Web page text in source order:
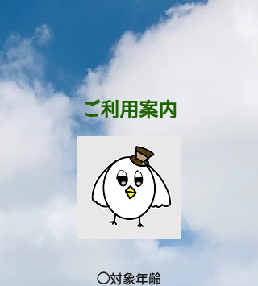
​​ご利用案内
◯対象年齢